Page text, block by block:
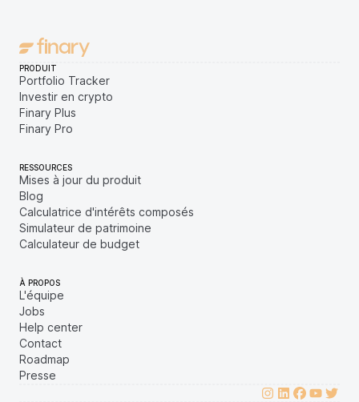
PRODUIT
Portfolio Tracker
Investir en crypto
Finary Plus
Finary Pro
RESSOURCES
Mises à jour du produit
Blog
Calculatrice d'intérêts composés
Simulateur de patrimoine
Calculateur de budget
À PROPOS
L'équipe
Jobs
Help center
Contact
Roadmap
Presse